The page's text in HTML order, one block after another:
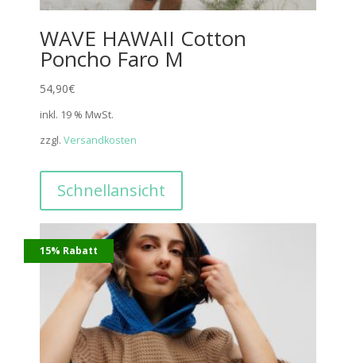
WAVE HAWAII Cotton
Poncho Faro M
54,90€
inkl. 19 % MwSt.
zzgl. Versandkosten
Schnellansicht
15% Rabatt